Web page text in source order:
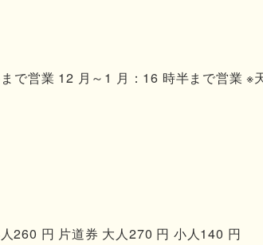
で営業 12 月～1 月：16 時半まで営業 ※
260 円 片道券 大人270 円 小人140 円